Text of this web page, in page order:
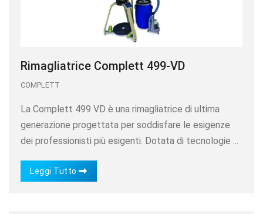
Rimagliatrice Complett 499-VD
COMPLETT
La Complett 499 VD è una rimagliatrice di ultima
generazione progettata per soddisfare le esigenze
dei professionisti più esigenti. Dotata di tecnologie ...
Leggi Tutto